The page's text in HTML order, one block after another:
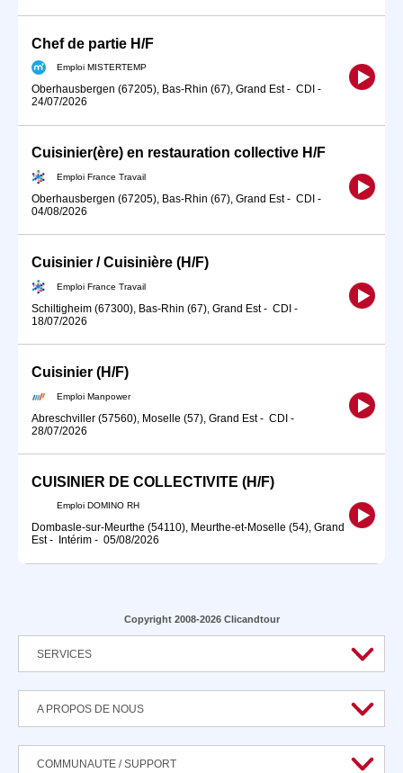
Chef de partie H/F
Emploi MISTERTEMP
Oberhausbergen (67205), Bas-Rhin (67), Grand Est- CDI -
24/07/2026
Cuisinier(ère) en restauration collective H/F
Emploi France Travail
Oberhausbergen (67205), Bas-Rhin (67), Grand Est- CDI -
04/08/2026
Cuisinier / Cuisinière (H/F)
Emploi France Travail
Schiltigheim (67300), Bas-Rhin (67), Grand Est- CDI -
18/07/2026
Cuisinier (H/F)
Emploi Manpower
Abreschviller (57560), Moselle (57), Grand Est- CDI -
28/07/2026
CUISINIER DE COLLECTIVITE (H/F)
Emploi DOMINO RH
Dombasle-sur-Meurthe (54110), Meurthe-et-Moselle (54), Grand
Est- Intérim - 05/08/2026
Copyright 2008-2026 Clicandtour
SERVICES
A PROPOS DE NOUS
COMMUNAUTE / SUPPORT